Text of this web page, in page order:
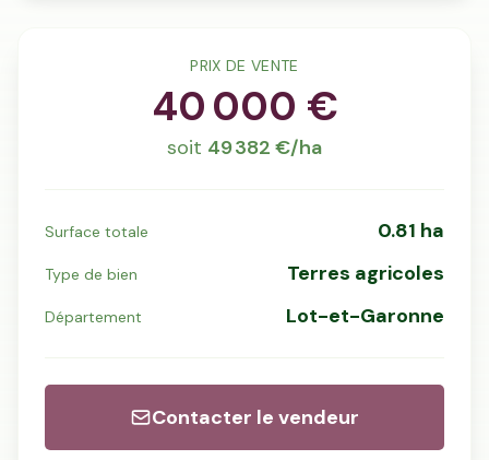
PRIX DE VENTE
40 000 €
soit 49 382 €/ha
Surface totale 0.81 ha
Type de bien Terres agricoles
Département Lot-et-Garonne
Contacter le vendeur